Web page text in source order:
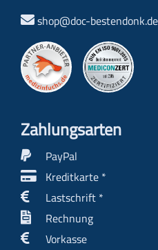
shop@doc-bestendonk.de
Zahlungs­arten
PayPal
Kreditkarte *
Lastschrift *
Rechnung
Vorkasse